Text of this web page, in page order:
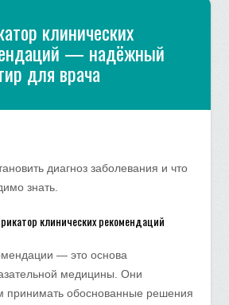
клинических
— надёжный
для врача
диагноз заболевания и что
знать.
клинических рекомендаций
— это основа
медицины. Они
принимать обоснованные решения